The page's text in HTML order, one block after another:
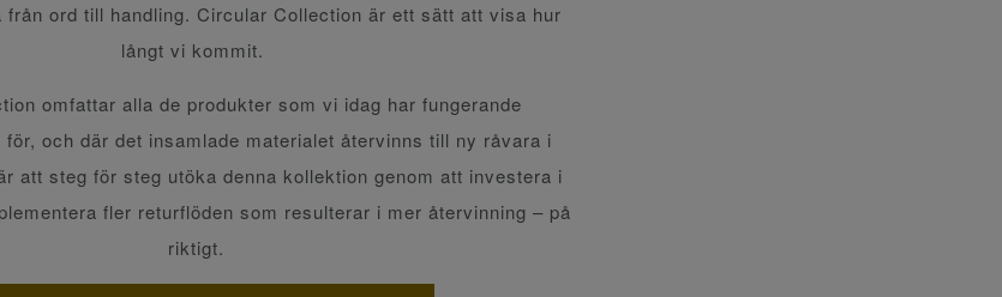
från ord till handling. Circular Collection är ett sätt att visa hur
långt vi kommit.
omfattar alla de produkter som vi idag har fungerande
och där det insamlade materialet återvinns till ny råvara i
att steg för steg utöka denna kollektion genom att investera i
fler returflöden som resulterar i mer återvinning – på
riktigt.